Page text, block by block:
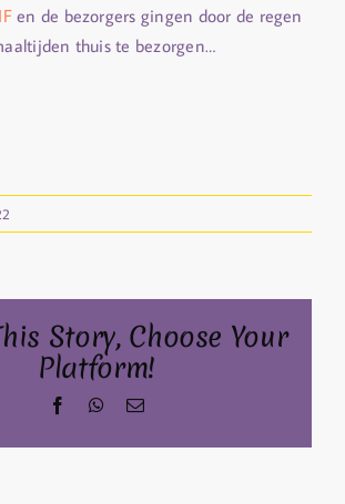
en de bezorgers gingen door de regen
thuis te bezorgen…
Story, Choose Your
Platform!
FacebookWhatsApp
Email